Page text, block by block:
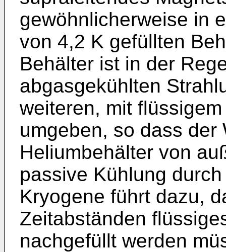
gewöhnlicherweise in
von 4,2 K gefüllten
Behälter ist in der
abgasgekühlten
weiteren, mit
umgeben, so dass der
Heliumbehälter von
passive Kühlung
Kryogene führt dazu,
Zeitabständen
nachgefüllt werden